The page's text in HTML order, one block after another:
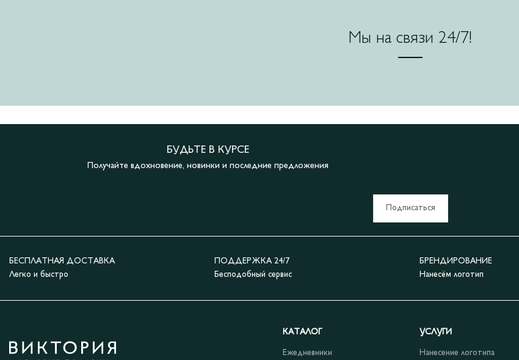
Мы на связи 24/7!
БУДЬТЕ В КУРСЕ
Получайте вдохновение, новинки и последние предложения
Подписаться
БЕСПЛАТНАЯ ДОСТАВКА
Легко и быстро
ПОДДЕРЖКА 24/7
Бесподобный сервис
БРЕНДИРОВАНИЕ
Нанесём логотип
КАТАЛОГ
Ежедневники
УСЛУГИ
Нанесение логотипа